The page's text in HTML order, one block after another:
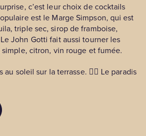
c’est leur choix de cocktails
est le Marge Simpson, qui est
triple sec, sirop de framboise,
John Gotti fait aussi tourner les
citron, vin rouge et fumée.
soleil sur la terrasse. 😮‍💨 Le paradis